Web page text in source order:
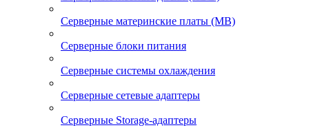
Серверные материнские платы (MB)
Серверные блоки питания
Серверные системы охлаждения
Серверные сетевые адаптеры
Серверные Storage-адаптеры